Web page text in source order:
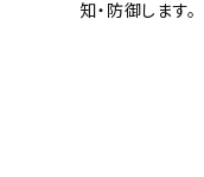
知・防御します。